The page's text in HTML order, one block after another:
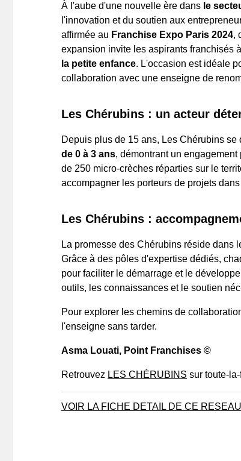
À l'aube d'une nouvelle ère dans le
l'innovation et du soutien aux
affirmée au Franchise Expo Paris 2024,
expansion invite les aspirants franchisés
la petite enfance. L'occasion est idéale
collaboration avec une enseigne de
Les Chérubins : un acteur
Depuis plus de 15 ans, Les Chérubins se
de 0 à 3 ans, démontrant un engagement
de 250 micro-crèches réparties sur le
accompagner les porteurs de projets
Les Chérubins :
La promesse des Chérubins réside dans
Grâce à des pôles d'expertise dédiés,
pour faciliter le démarrage et le
outils, les connaissances et le soutien
Pour explorer les chemins de
l'enseigne sans tarder.
Asma Louati, Point Franchises ©
Retrouvez LES CHÉRUBINS sur toute-
VOIR LA FICHE DETAIL DE CE